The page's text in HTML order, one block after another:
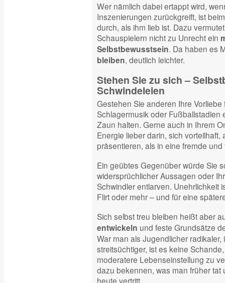
Wer nämlich dabei ertappt wird,
Inszenierungen zurückgreift, ist
durch, als ihm lieb ist. Dazu
Schauspielern nicht zu Unrecht ein
Selbstbewusstsein. Da haben es
bleiben, deutlich leichter.
Stehen Sie zu sich –
Schwindeleien
Gestehen Sie anderen Ihre
Schlagermusik oder Fußballstadien
Zaun halten. Gerne auch in Ihrem
Energie lieber darin, sich
präsentieren, als in eine fremde
Ein geübtes Gegenüber würde Sie
widersprüchlicher Aussagen oder
Schwindler entlarven. Unehrlichkeit
Flirt oder mehr – und für eine
Sich selbst treu bleiben heißt aber
entwickeln und feste Grundsätze
War man als Jugendlicher radikaler,
streitsüchtiger, ist es keine
moderatere Lebenseinstellung zu
dazu bekennen, was man früher tat
heute vertritt.